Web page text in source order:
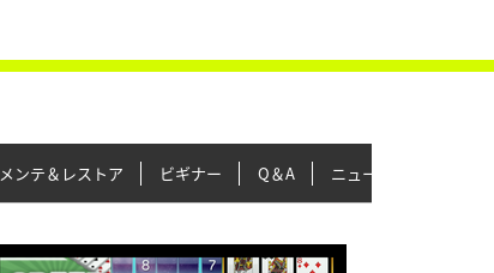
メンテ＆レストア ビギナー Q＆A ニュース＆トピックス